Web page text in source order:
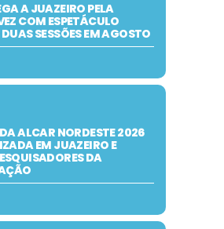
A JUAZEIRO PELA
COM ESPETÁCULO
SESSÕES EM AGOSTO
ALCAR NORDESTE 2026
EM JUAZEIRO E
DA